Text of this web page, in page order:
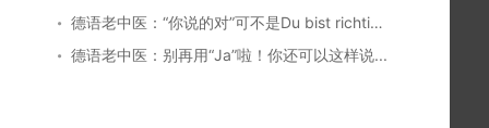
德语老中医：“你说的对”可不是Du bist richtig！
德语老中医：别再用“Ja”啦！你还可以这样说...